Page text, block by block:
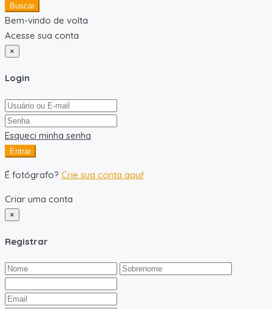
Buscar
Bem-vindo de volta
Acesse sua conta
×
Login
Esqueci minha senha
Entrar
É fotógrafo? Crie sua conta aqui!
Criar uma conta
×
Registrar